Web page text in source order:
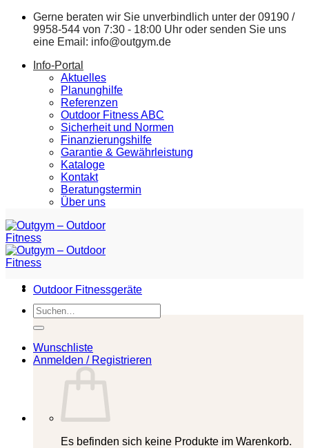
Zum
springen
Gerne beraten wir Sie unverbindlich unter der 09190 /
9958-544 von 7:30 - 18:00 Uhr oder senden Sie uns
eine Email: info@outgym.de
Info-Portal
Aktuelles
Planunghilfe
Referenzen
Outdoor Fitness ABC
Sicherheit und Normen
Finanzierungshilfe
Garantie & Gewährleistung
Kataloge
Kontakt
Beratungstermin
Über uns
Suchen
nach:
Wunschliste
Anmelden / Registrieren
Es befinden sich keine Produkte im Warenkorb.
Outdoor Fitnessgeräte